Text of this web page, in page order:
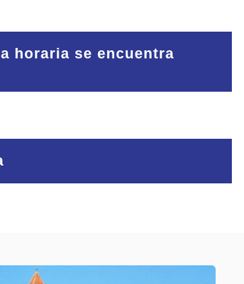
horaria se encuentra
de una hoja de repollo o vid en salmuera